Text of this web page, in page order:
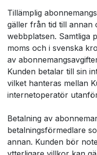
Tillämplig
gäller från tid till annan
webbplatsen. Samtliga
moms och i svenska
av
Kunden betalar till sin
vilket hanteras mellan
internetoperatör
Betalning av
betalningsförmedlare
annan. Kunden bör